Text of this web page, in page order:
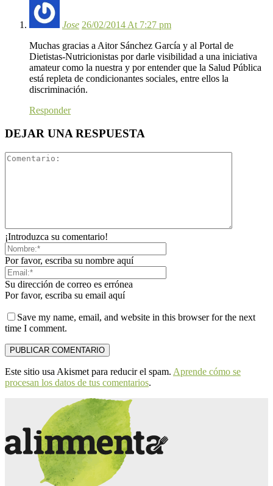
Jose 26/02/2014 At 7:27 pm
Muchas gracias a Aitor Sánchez García y al Portal de
Dietistas-Nutricionistas por darle visibilidad a una iniciativa
amateur como la nuestra y por entender que la Salud Pública
está repleta de condicionantes sociales, entre ellos la
discriminación.
Responder
DEJAR UNA RESPUESTA
¡Introduzca su comentario!
Por favor, escriba su nombre aquí
Su dirección de correo es errónea
Por favor, escriba su email aquí
Save my name, email, and website in this browser for the next
time I comment.
Este sitio usa Akismet para reducir el spam. Aprende cómo se
procesan los datos de tus comentarios.